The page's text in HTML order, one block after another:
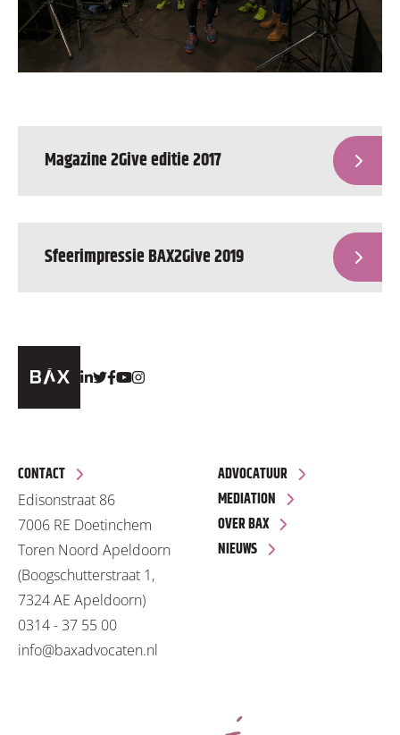
Magazine 2Give editie 2017
Sfeerimpressie BAX2Give 2019
CONTACT
Edisonstraat 86
7006 RE Doetinchem
Toren Noord Apeldoorn
(Boogschutterstraat 1,
7324 AE Apeldoorn)
0314 - 37 55 00
info@baxadvocaten.nl
ADVOCATUUR
MEDIATION
OVER BAX
NIEUWS